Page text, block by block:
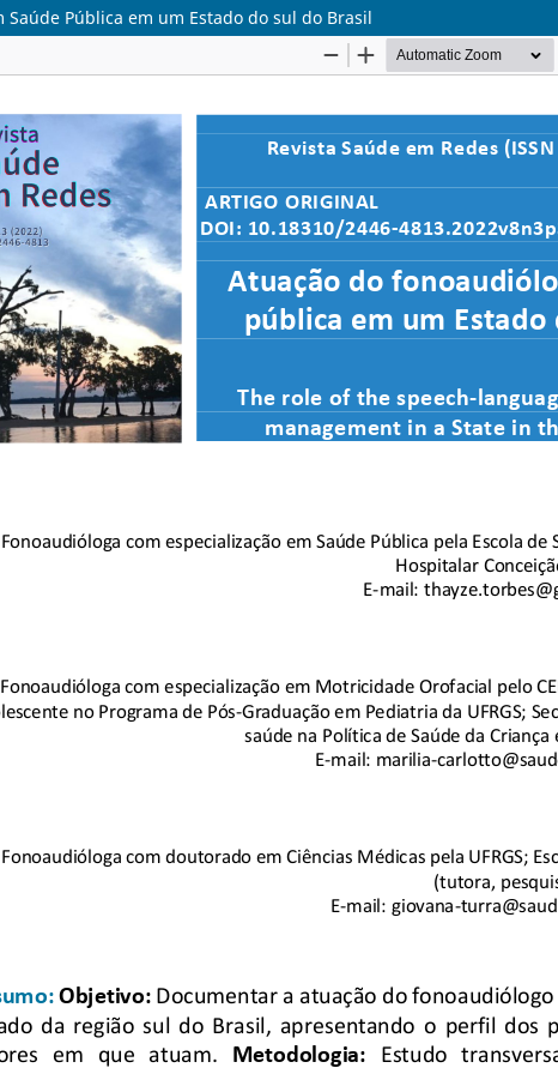
Pública em um Estado do sul do Brasil